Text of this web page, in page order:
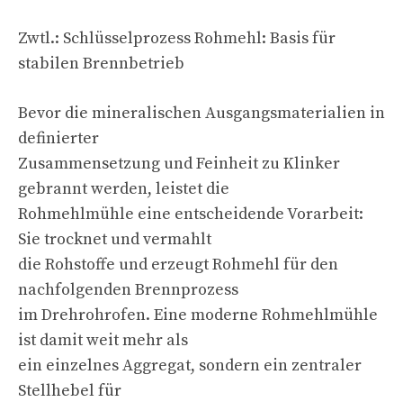
Zwtl.: Schlüsselprozess Rohmehl: Basis für
stabilen Brennbetrieb
Bevor die mineralischen Ausgangsmaterialien in
definierter
Zusammensetzung und Feinheit zu Klinker
gebrannt werden, leistet die
Rohmehlmühle eine entscheidende Vorarbeit:
Sie trocknet und vermahlt
die Rohstoffe und erzeugt Rohmehl für den
nachfolgenden Brennprozess
im Drehrohrofen. Eine moderne Rohmehlmühle
ist damit weit mehr als
ein einzelnes Aggregat, sondern ein zentraler
Stellhebel für